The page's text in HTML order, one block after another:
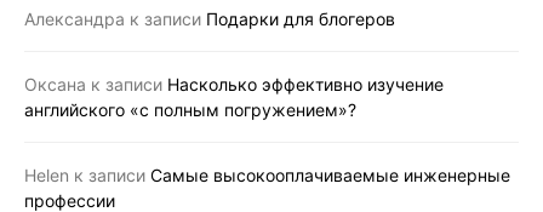
Александра к записи Подарки для блогеров
Оксана к записи Насколько эффективно изучение
английского «с полным погружением»?
Helen к записи Самые высокооплачиваемые инженерные
профессии